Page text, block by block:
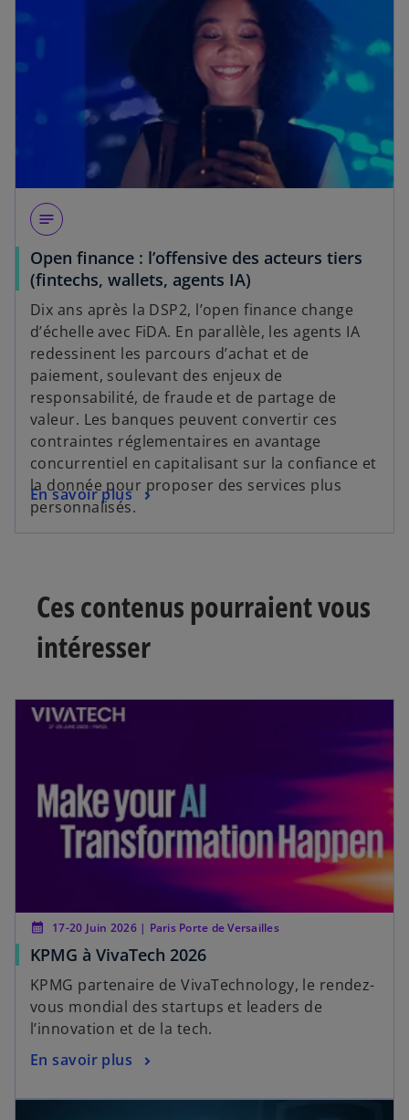
notes
Open finance : l’offensive des acteurs tiers
(fintechs, wallets, agents IA)
Dix ans après la DSP2, l’open finance change
d’échelle avec FiDA. En parallèle, les agents IA
redessinent les parcours d’achat et de
paiement, soulevant des enjeux de
responsabilité, de fraude et de partage de
valeur. Les banques peuvent convertir ces
contraintes réglementaires en avantage
concurrentiel en capitalisant sur la confiance et
la donnée pour proposer des services plus
personnalisés.
En savoir plus
Ces contenus pourraient vous
intéresser
calendar_month 17-20 Juin 2026 | Paris Porte de Versailles
KPMG à VivaTech 2026
KPMG partenaire de VivaTechnology, le rendez-
vous mondial des startups et leaders de
l’innovation et de la tech.
En savoir plus